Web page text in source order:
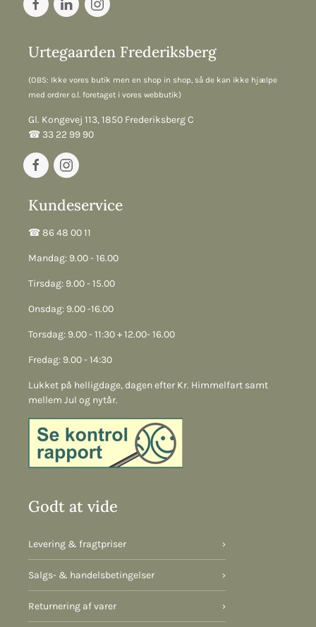
Urtegaarden Frederiksberg
(OBS: Ikke vores butik men en shop in shop, så de kan ikke hjælpe
med ordrer o.l. foretaget i vores webbutik)
Gl. Kongevej 113, 1850 Frederiksberg C
☎︎ 33 22 99 90
Kundeservice
☎︎ 86 48 00 11
Mandag: 9.00 - 16.00
Tirsdag: 9.00 - 15.00
Onsdag: 9.00 -16.00
Torsdag: 9.00 - 11:30 + 12.00- 16.00
Fredag: 9.00 - 14:30
Lukket på helligdage, dagen efter Kr. Himmelfart samt
mellem Jul og nytår.
Godt at vide
Levering & fragtpriser ›
Salgs- & handelsbetingelser ›
Returnering af varer ›